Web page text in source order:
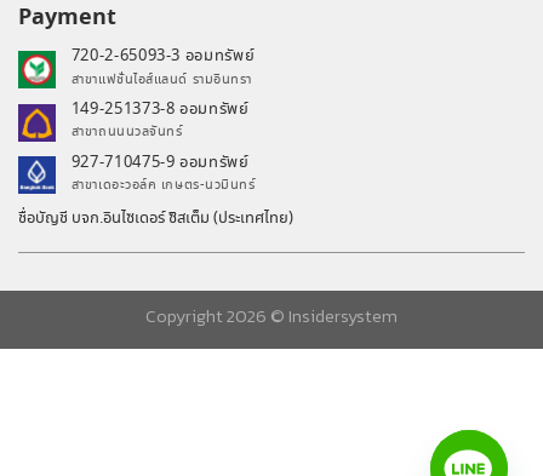
Payment
720-2-65093-3 ออมทรัพย์
สาขาแฟชั่นไอส์แลนด์ รามอินทรา
149-251373-8 ออมทรัพย์
สาขาถนนนวลจันทร์
927-710475-9 ออมทรัพย์
สาขาเดอะวอล์ค เกษตร-นวมินทร์
ชื่อบัญชี บจก.อินไซเดอร์ ซิสเต็ม (ประเทศไทย)
Copyright 2026 © Insidersystem